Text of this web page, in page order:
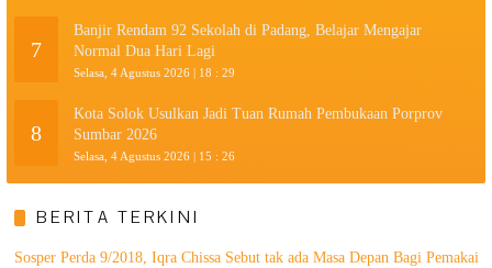
7
Banjir Rendam 92 Sekolah di Padang, Belajar Mengajar
Normal Dua Hari Lagi
Selasa, 4 Agustus 2026 | 18 : 29
8
Kota Solok Usulkan Jadi Tuan Rumah Pembukaan Porprov
Sumbar 2026
Selasa, 4 Agustus 2026 | 15 : 26
BERITA TERKINI
Sosper Perda 9/2018, Iqra Chissa Sebut tak ada Masa Depan Bagi Pemakai